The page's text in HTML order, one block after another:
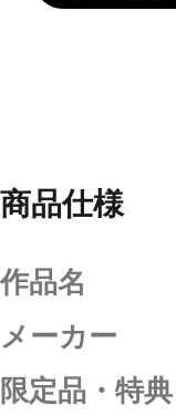
商品仕様
作品名
メーカー
限定品・特典